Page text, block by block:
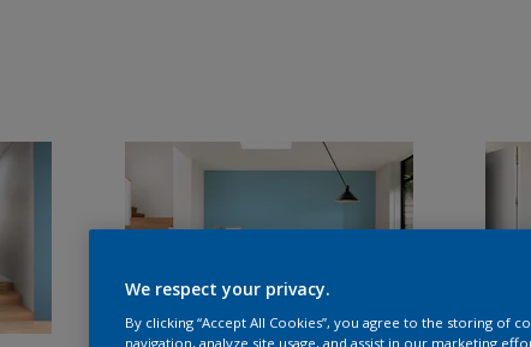
We respect your privacy.
By clicking “Accept All Cookies”, you agree to the storing of
navigation, analyze site usage, and assist in our marketing